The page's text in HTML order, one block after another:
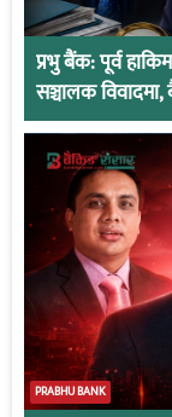
प्रभु बैंक: पूर्व
सञ्चालक
PRABHU BANK